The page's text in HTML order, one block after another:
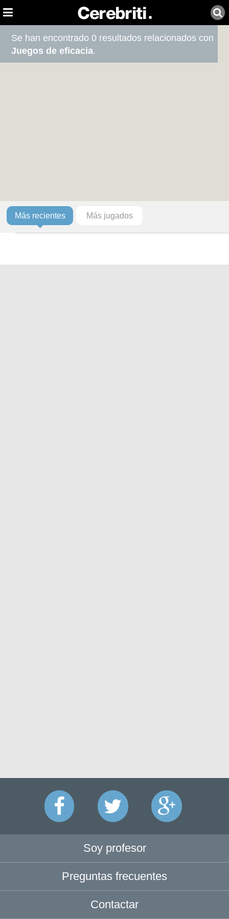
Se han encontrado 0 resultados relacionados con
Juegos de eficacia.
Más recientes Más jugados
Soy profesor
Preguntas frecuentes
Contactar